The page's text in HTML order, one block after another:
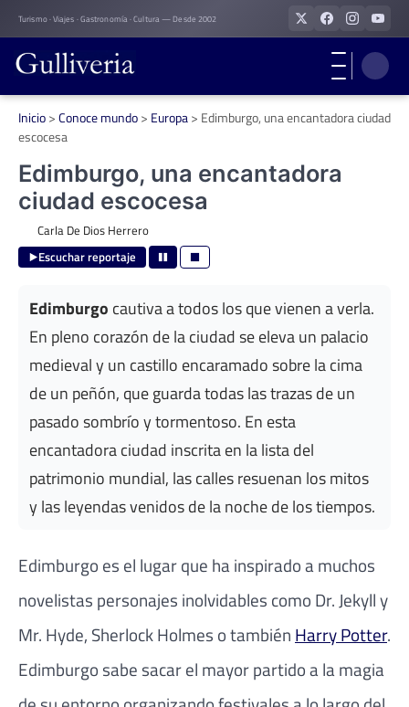
Skip
to
content
Turismo · Viajes · Gastronomía · Cultura — Desde 2002
Inicio>Conoce mundo> Europa> Edimburgo, una encantadora ciudad
escocesa
Edimburgo, una encantadora
ciudad escocesa
Carla De Dios Herrero
Escuchar reportaje
Edimburgo cautiva a todos los que vienen a verla.
En pleno corazón de la ciudad se eleva un palacio
medieval y un castillo encaramado sobre la cima
de un peñón, que guarda todas las trazas de un
pasado sombrío y tormentoso. En esta
encantadora ciudad inscrita en la lista del
patrimonio mundial, las calles resuenan los mitos
y las leyendas venidos de la noche de los tiempos.
Edimburgo es el lugar que ha inspirado a muchos
novelistas personajes inolvidables como Dr. Jekyll y
Mr. Hyde, Sherlock Holmes o también Harry Potter.
Edimburgo sabe sacar el mayor partido a la magia